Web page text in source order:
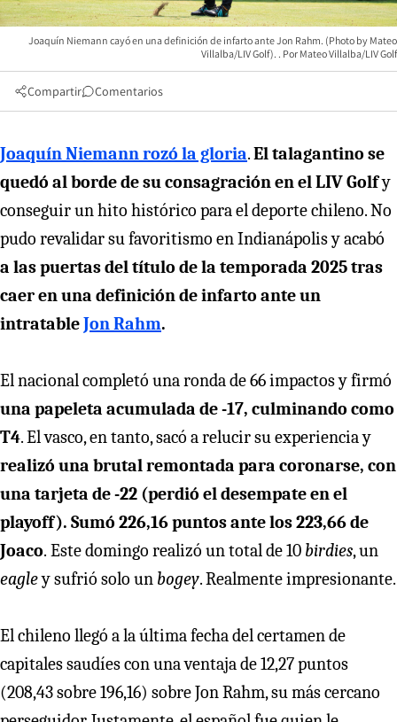
Joaquín Niemann cayó en una definición de infarto ante Jon Rahm. (Photo by Mateo
Villalba/LIV Golf).
Mateo Villalba/LIV Golf
Compartir Comentarios
Joaquín Niemann rozó la gloria.El talagantino se
quedó al borde de su consagración en el LIV Golfy
conseguir un hito histórico para el deporte chileno. No
pudo revalidar su favoritismo en Indianápolis y acabó
a las puertas del título de la temporada 2025 tras
caer en una definición de infarto ante un
intratableJon Rahm.
El nacional completó una ronda de 66 impactos y firmó
una papeleta acumulada de -17, culminando como
T4. El vasco, en tanto, sacó a relucir su experiencia y
realizó una brutal remontada para coronarse, con
una tarjeta de -22 (perdió el desempate en el
playoff). Sumó 226,16 puntos ante los 223,66 de
Joaco. Este domingo realizó un total de 10 birdies, un
eagley sufrió solo un bogey. Realmente impresionante.
El chileno llegó a la última fecha del certamen de
capitales saudíes con una ventaja de 12,27 puntos
(208,43 sobre 196,16) sobre Jon Rahm, su más cercano